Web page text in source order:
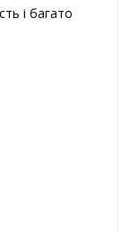
і багато